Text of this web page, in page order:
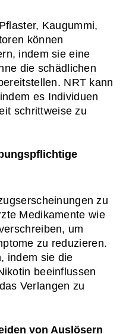
Kaugummi,
können
indem sie eine
die schädlichen
NRT kann
es Individuen
schrittweise zu
zu
Medikamente wie
um
zu reduzieren.
indem sie die
beeinflussen
Verlangen zu
von Auslösern